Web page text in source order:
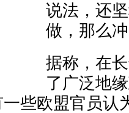
说法，还
做，那么
据称，在
了广泛地
些欧盟官员认